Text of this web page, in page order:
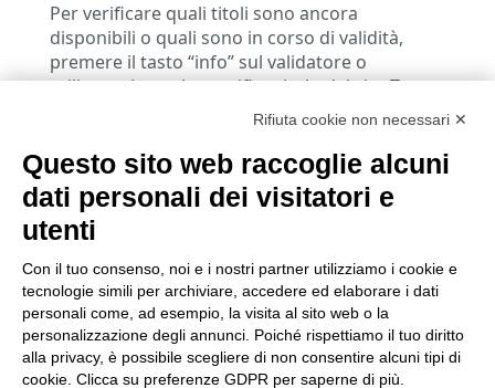
Per verificare quali titoli sono ancora
disponibili o quali sono in corso di validità,
premere il tasto “info” sul validatore o
utilizzare la pagina verifica titolo del sito Tper
accessibile anche a questo link.
La tessera vale 5 anni ed è caricabile un
numero infinito di volte. Oltre che da questa
pagina web, puoi caricare anche nelle rivendite
Punto Lis e nei Punti Tper.
Per usufruire di un voucherbisogna accedere
con le proprie credenziali e verrà utilizzato il
codice fiscale associato al profilo.Login
Rifiuta cookie non necessari ✕
Questo sito web raccoglie alcuni
dati personali dei visitatori e
utenti
Con il tuo consenso, noi e i nostri partner utilizziamo i cookie e
tecnologie simili per archiviare, accedere ed elaborare i dati
personali come, ad esempio, la visita al sito web o la
personalizzazione degli annunci. Poiché rispettiamo il tuo diritto
alla privacy, è possibile scegliere di non consentire alcuni tipi di
cookie. Clicca su preferenze GDPR per saperne di più.